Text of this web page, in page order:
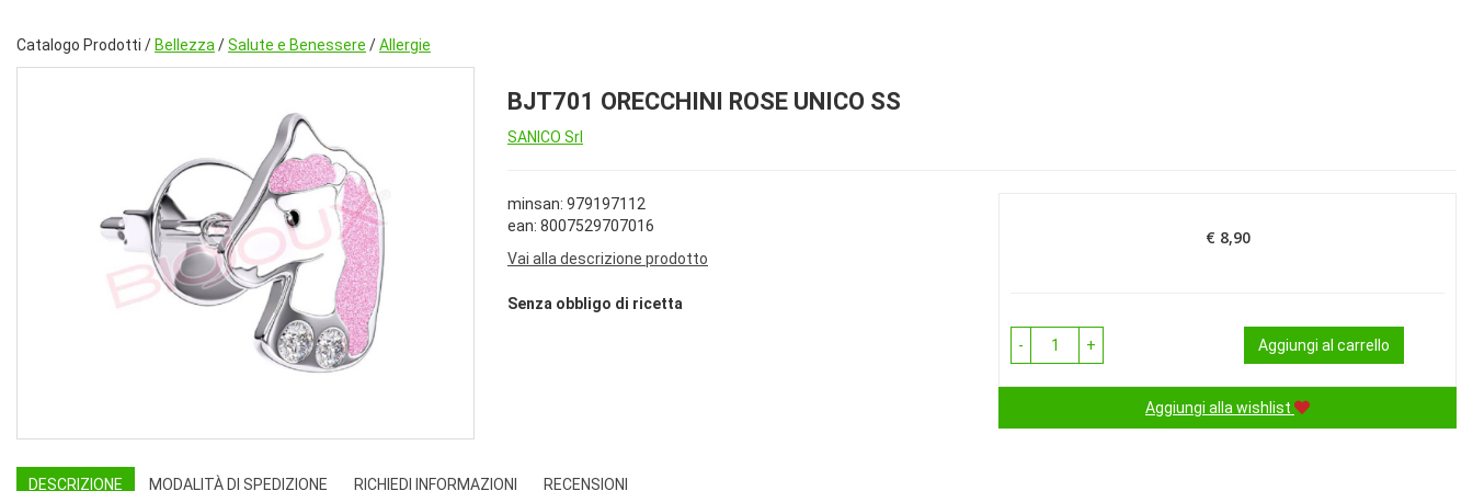
Catalogo Prodotti / Bellezza /Salute e Benessere /Allergie
BJT701 ORECCHINI ROSE UNICO SS
SANICO Srl
minsan: 979197112
ean: 8007529707016
Vai alla descrizione prodotto
Senza obbligo di ricetta
Prezzo
€ 8,90
- + Aggiungi al carrello
Aggiungi alla wishlist
DESCRIZIONE MODALITÀ DI SPEDIZIONE RICHIEDI INFORMAZIONI RECENSIONI